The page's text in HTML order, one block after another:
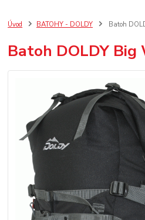
Úvod BATOHY - DOLDY Batoh
Batoh DOLDY